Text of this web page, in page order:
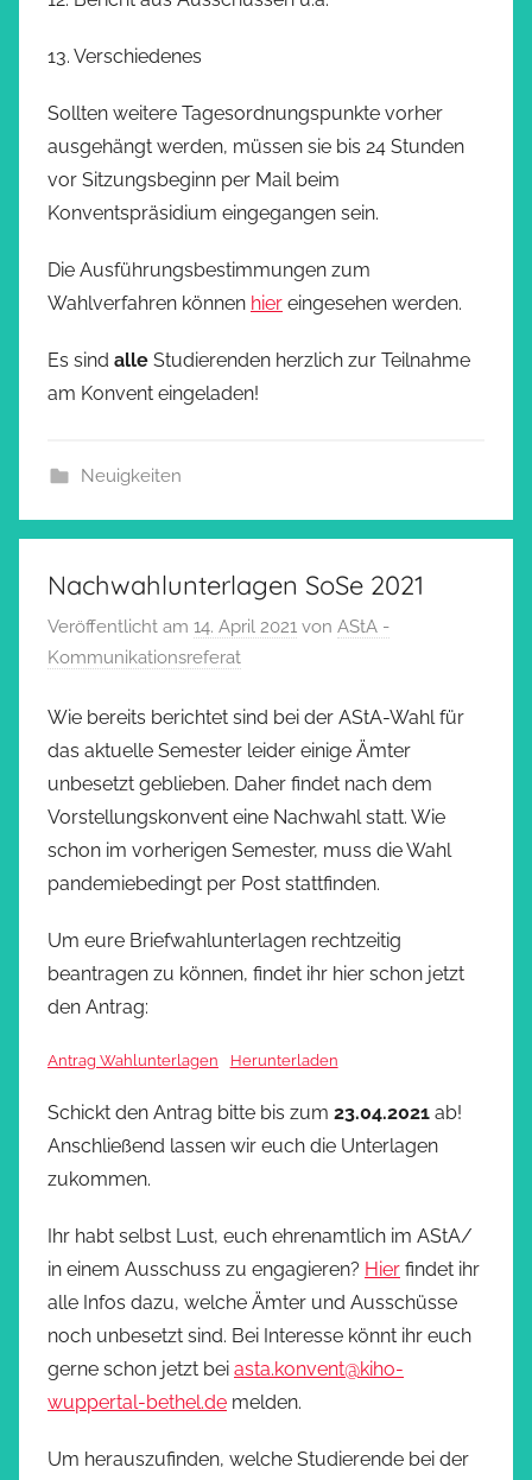
13. Verschiedenes
Sollten weitere Tagesordnungspunkte vorher
ausgehängt werden, müssen sie bis 24 Stunden
vor Sitzungsbeginn per Mail beim
Konventspräsidium eingegangen sein.
Die Ausführungsbestimmungen zum
Wahlverfahren können hier eingesehen werden.
Es sind alle Studierenden herzlich zur Teilnahme
am Konvent eingeladen!
Neuigkeiten
Nachwahlunterlagen SoSe 2021
Veröffentlicht am 14. April 2021 von AStA -
Kommunikationsreferat
Wie bereits berichtet sind bei der AStA-Wahl für
das aktuelle Semester leider einige Ämter
unbesetzt geblieben. Daher findet nach dem
Vorstellungskonvent eine Nachwahl statt. Wie
schon im vorherigen Semester, muss die Wahl
pandemiebedingt per Post stattfinden.
Um eure Briefwahlunterlagen rechtzeitig
beantragen zu können, findet ihr hier schon jetzt
den Antrag:
Antrag Wahlunterlagen Herunterladen
Schickt den Antrag bitte bis zum 23.04.2021 ab!
Anschließend lassen wir euch die Unterlagen
zukommen.
Ihr habt selbst Lust, euch ehrenamtlich im AStA/
in einem Ausschuss zu engagieren? Hier findet ihr
alle Infos dazu, welche Ämter und Ausschüsse
noch unbesetzt sind. Bei Interesse könnt ihr euch
gerne schon jetzt bei asta.konvent@kiho-
wuppertal-bethel.de melden.
Um herauszufinden, welche Studierende bei der